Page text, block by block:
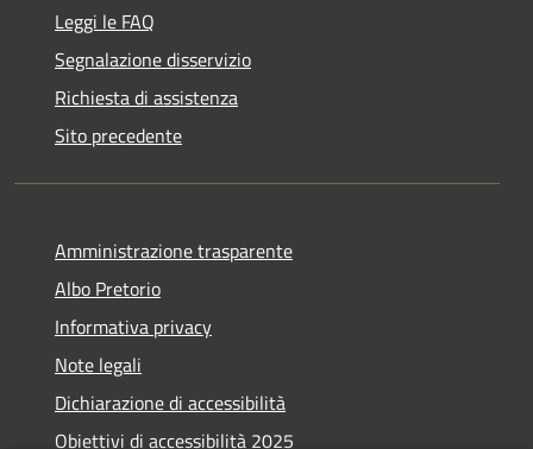
Leggi le FAQ
Segnalazione disservizio
Richiesta di assistenza
Sito precedente
Amministrazione trasparente
Albo Pretorio
Informativa privacy
Note legali
Dichiarazione di accessibilità
Obiettivi di accessibilità 2025